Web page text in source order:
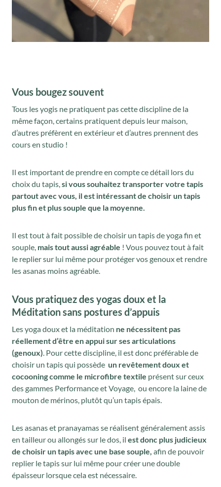
Vous bougez souvent
Tous les yogis ne pratiquent pas cette discipline de la
même façon, certains pratiquent depuis leur maison,
d’autres préfèrent en extérieur et d’autres prennent des
cours en studio !
Il est important de prendre en compte ce détail lors du
choix du tapis,si vous souhaitez transporter votre tapis
partout avec vous, il est intéressant de choisir un tapis
plus fin et plus souple que la moyenne.
Il est tout à fait possible de choisir un tapis de yoga fin et
souple, mais tout aussi agréable ! Vous pouvez tout à fait
le replier sur lui même pour protéger vos genoux et rendre
les asanas moins agréable.
Vous pratiquez des yogas doux et la
Méditation sans postures d’appuis
Les yoga doux et la méditation ne nécessitent pas
réellement d’être en appui sur ses articulations
(genoux). Pour cette discipline, il est donc préférable de
choisir un tapis qui possède un revêtement doux et
cocooning comme le microfibre textile présent sur ceux
des gammes Performance et Voyage, ou encore la laine de
mouton de mérinos, plutôt qu’un tapis épais.
Les asanas et pranayamas se réalisent généralement assis
en tailleur ou allongés sur le dos, il est donc plus judicieux
de choisir un tapis avec une base souple, afin de pouvoir
replier le tapis sur lui même pour créer une double
épaisseur lorsque cela est nécessaire.